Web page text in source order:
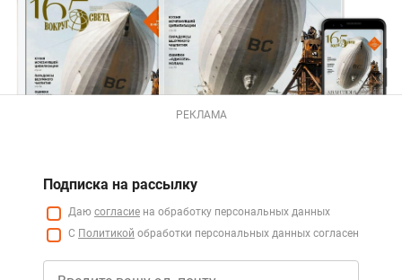
РЕКЛАМА
Подписка на рассылку
Даю согласие на обработку персональных данных
С Политикой обработки персональных данных согласен